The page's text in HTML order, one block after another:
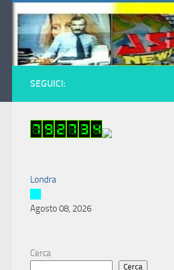
Salta al contenuto
SEGUICI:
Londra
Agosto 08, 2026
Cerca
Cerca